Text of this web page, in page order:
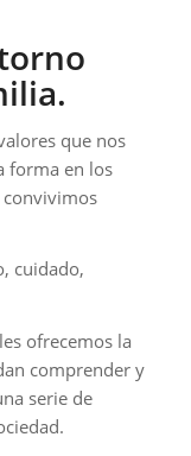
que nos
forma en los
cuidado,
ofrecemos la
comprender y
serie de